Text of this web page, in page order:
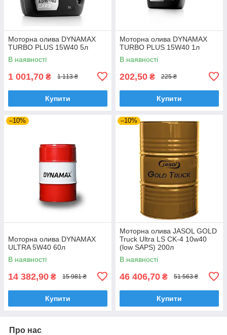
Моторна олива DYNAMAX
TURBO PLUS 15W40 5л
В наявності
1 001,70 ₴ 1 113 ₴
Купити
Моторна олива DYNAMAX
TURBO PLUS 15W40 1л
В наявності
202,50 ₴ 225 ₴
Купити
–10%
Моторна олива DYNAMAX
ULTRA 5W40 60л
В наявності
14 382,90 ₴ 15 981 ₴
Купити
–10%
Моторна олива JASOL GOLD
Truck Ultra LS CK-4 10w40
(low SAPS) 200л
В наявності
46 406,70 ₴ 51 563 ₴
Купити
Про нас